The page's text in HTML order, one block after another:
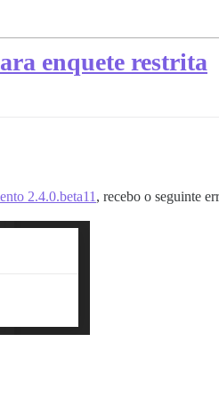
enquete restrita
2.4.0.beta11 , recebo o seguinte